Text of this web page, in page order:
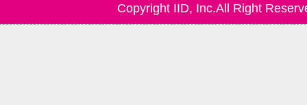
Copyright IID, Inc.All Right